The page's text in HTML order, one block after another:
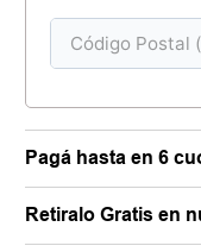
Pagá hasta en 6
Retiralo Gratis en